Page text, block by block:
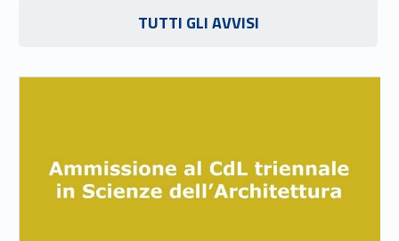
TUTTI GLI AVVISI
Link identifier #identifier__67185-16